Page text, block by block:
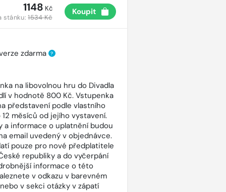
1148 Kč
stánku:1534 Kč
Koupit
zdarma ?
na libovolnou hru do Divadla
v hodnotě 800 Kč. Vstupenka
představení podle vlastního
měsíců od jejího vystavení.
a informace o uplatnění budou
email uvedený v objednávce.
pouze pro nové předplatitele
republiky a do vyčerpání
informace o této
v odkazu v barevném
v sekci otázky v zápatí